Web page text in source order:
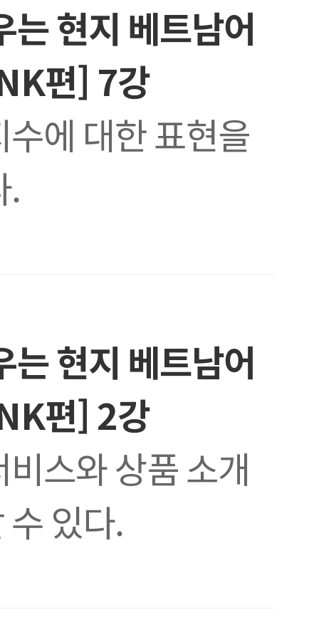
현지 베트남어
편] 7강
에 대한 표현을
.
현지 베트남어
편] 2강
스와 상품 소개
있다.